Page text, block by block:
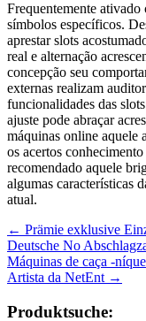
Frequentemente
símbolos específicos.
aprestar slots
real e alternação
concepção seu
externas realizam
funcionalidades das
ajuste pode abraçar
máquinas online aquele
os acertos
recomendado aquele
algumas características
atual.
← Prämie exklusive
Deutsche No
Máquinas de caça -
Artista da NetEnt →
Produktsuche: